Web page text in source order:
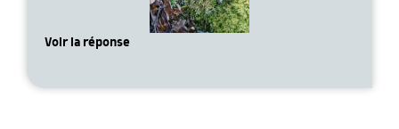
Voir la réponse